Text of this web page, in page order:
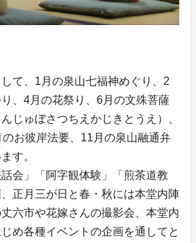
て、1月の泉山七福神めぐり、2
、4月の花祭り、6月の文殊菩薩
じゅぼさつちえかじきとうえ）、
お彼岸法要、11月の泉山融通弁
す。
会」「阿字観体験」「煎茶道教
正月三が日と春・秋には本堂内陣
六市や花嫁さんの撮影会、本堂内
め各種イベントの企画を通してと